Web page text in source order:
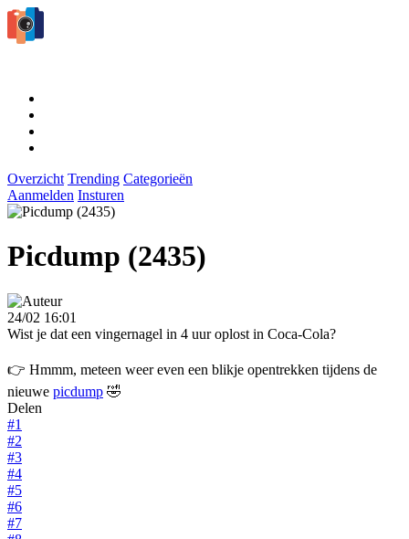
Overzicht Trending Categorieën
Aanmelden Insturen
Picdump (2435)
24/02 16:01
Wist je dat een vingernagel in 4 uur oplost in Coca-Cola?
👉 Hmmm, meteen weer even een blikje opentrekken tijdens de
nieuwe picdump 🤣
Delen
#1
#2
#3
#4
#5
#6
#7